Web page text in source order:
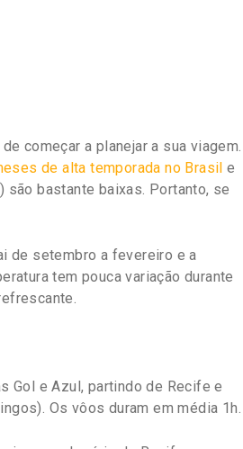
começar a planejar a sua viagem.
de alta temporada no Brasil e
bastante baixas. Portanto, se
de setembro a fevereiro e a
tem pouca variação durante
Gol e Azul, partindo de Recife e
Os vôos duram em média 1h.